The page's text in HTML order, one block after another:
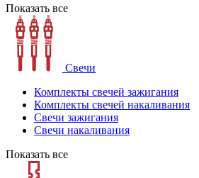
Показать все
Свечи
Комплекты свечей зажигания
Комплекты свечей накаливания
Свечи зажигания
Свечи накаливания
Показать все